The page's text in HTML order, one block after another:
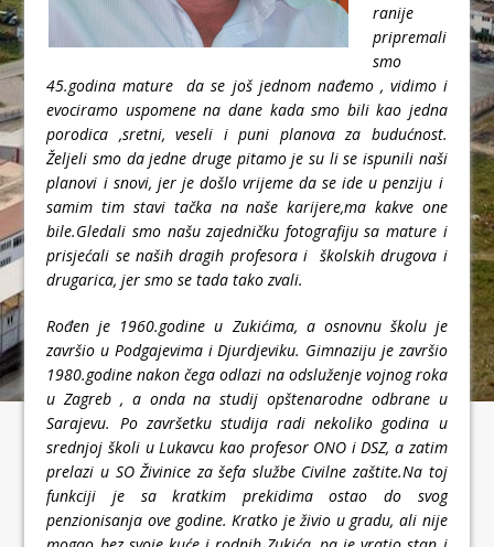
ranije
pripremali
smo
45.godina mature da se još jednom nađemo , vidimo i
evociramo uspomene na dane kada smo bili kao jedna
porodica ,sretni, veseli i puni planova za budućnost.
Željeli smo da jedne druge pitamo je su li se ispunili naši
planovi i snovi, jer je došlo vrijeme da se ide u penziju i
samim tim stavi tačka na naše karijere,ma kakve one
bile.Gledali smo našu zajedničku fotografiju sa mature i
prisjećali se naših dragih profesora i školskih drugova i
drugarica, jer smo se tada tako zvali.
Rođen je 1960.godine u Zukićima, a osnovnu školu je
završio u Podgajevima i Djurdjeviku. Gimnaziju je završio
1980.godine nakon čega odlazi na odsluženje vojnog roka
u Zagreb , a onda na studij opštenarodne odbrane u
Sarajevu. Po završetku studija radi nekoliko godina u
srednjoj školi u Lukavcu kao profesor ONO i DSZ, a zatim
prelazi u SO Živinice za šefa službe Civilne zaštite.Na toj
funkciji je sa kratkim prekidima ostao do svog
penzionisanja ove godine. Kratko je živio u gradu, ali nije